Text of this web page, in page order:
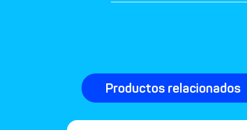
Productos relacionados